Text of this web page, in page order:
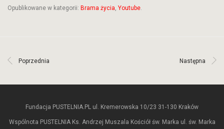
Opublikowane w kategorii: Brama życia, Youtube.
Poprzednia Następna
Fundacja PUSTELNIA.PL ul. Kremerowska 10/23 31-130 Kraków
Wspólnota PUSTELNIA Ks. Andrzej Muszala Kościół św. Marka ul. św. Marka